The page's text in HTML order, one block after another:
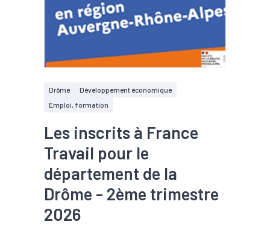
Drôme
Développement économique
Emploi, formation
Les inscrits à France
Travail pour le
département de la
Drôme - 2ème trimestre
2026